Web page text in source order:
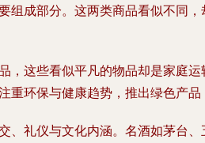
成部分。这两类商品看似不同
这些看似平凡的物品却是家庭
环保与健康趋势，推出绿色产品
礼仪与文化内涵。名酒如茅台